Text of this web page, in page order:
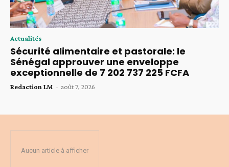
Actualités
Sécurité alimentaire et pastorale: le
Sénégal approuver une enveloppe
exceptionnelle de 7 202 737 225 FCFA
Redaction LM - août 7, 2026
Aucun article à afficher